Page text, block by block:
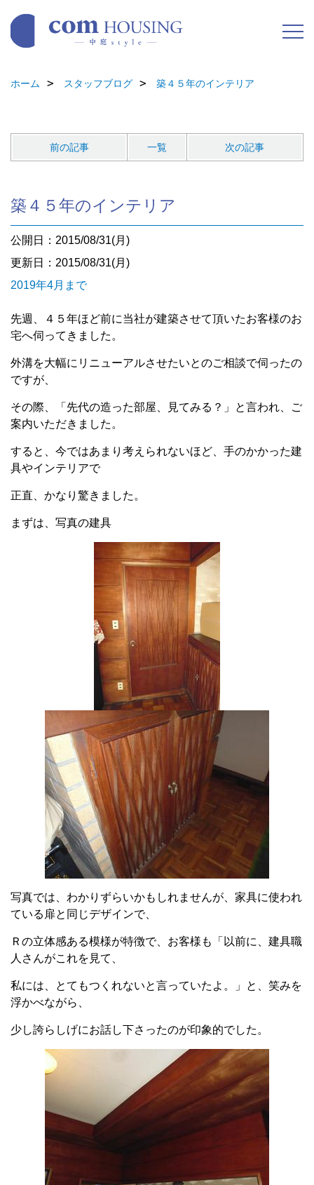
ホーム スタッフブログ 築４５年のインテリア
前の記事 一覧 次の記事
築４５年のインテリア
公開日：2015/08/31(月)
更新日：2015/08/31(月)
2019年4月まで
先週、４５年ほど前に当社が建築させて頂いたお客様のお
宅へ伺ってきました。
外溝を大幅にリニューアルさせたいとのご相談で伺ったの
ですが、
その際、「先代の造った部屋、見てみる？」と言われ、ご
案内いただきました。
すると、今ではあまり考えられないほど、手のかかった建
具やインテリアで
正直、かなり驚きました。
まずは、写真の建具
写真では、わかりずらいかもしれませんが、家具に使われ
ている扉と同じデザインで、
Ｒの立体感ある模様が特徴で、お客様も「以前に、建具職
人さんがこれを見て、
私には、とてもつくれないと言っていたよ。」と、笑みを
浮かべながら、
少し誇らしげにお話し下さったのが印象的でした。